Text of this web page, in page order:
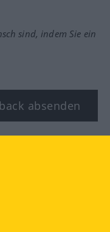
sind, indem Sie ein
absenden